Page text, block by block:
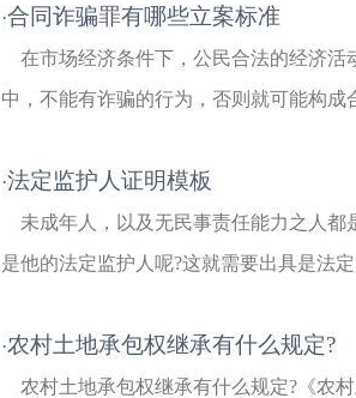
·合同诈骗罪有哪些立案标准
在市场经济条件下，公民合法的经济
中，不能有诈骗的行为，否则就可能构
·法定监护人证明模板
未成年人，以及无民事责任能力之人
是他的法定监护人呢?这就需要出具是法
·农村土地承包权继承有什么规定?
农村土地承包权继承有什么规定?《农